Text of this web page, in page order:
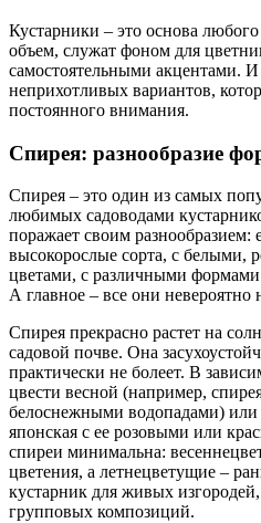
Кустарники – это основа
объем, служат фоном для
самостоятельными акцентами. И
неприхотливых вариантов,
постоянного внимания.
Спирея: разнообразие
Спирея – это один из самых
любимых садоводами
поражает своим разнообразием:
высокорослые сорта, с белыми,
цветами, с различными
А главное – все они невероятно
Спирея прекрасно растет на
садовой почве. Она
практически не болеет. В
цвести весной (например,
белоснежными водопадами) или
японская с ее розовыми или
спиреи минимальна:
цветения, а летнецветущие –
кустарник для живых
групповых композиций.